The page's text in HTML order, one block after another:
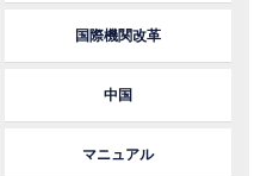
国際機関改革
中国
マニュアル